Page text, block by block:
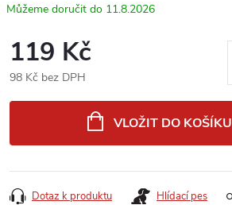
11.8.2026
119 Kč
98 Kč bez DPH
VLOŽIT DO KOŠÍKU
Dotaz k produktu Hlídací pes